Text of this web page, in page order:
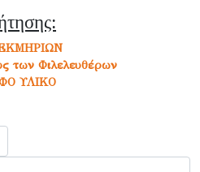
των Φιλελευθέρων
ΥΛΙΚΟ